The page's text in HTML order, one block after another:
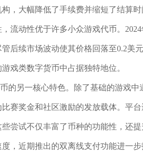
，大幅降低了手续费并缩短了结算
流动性优于许多小众游戏代币。
后续市场波动使其价格回落至0.2美
戏类数字货币中占据独特地位。
的另一核心特色。除了基础的游戏
赛奖金和社区激励的发放载体。平
尝试不仅丰富了币种的功能性，还
，近期推出的双离线支付功能进一